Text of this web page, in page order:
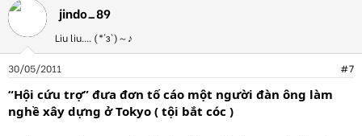
jindo_89
Liu liu.... (*´з`)～♪
30/05/2011 #7
“Hội cứu trợ” đưa đơn tố cáo một người đàn ông làm
nghề xây dựng ở Tokyo ( tội bắt cóc )